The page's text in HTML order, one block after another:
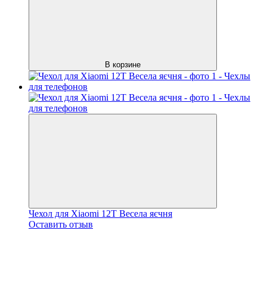
В корзине
Чехол для Xiaomi 12T Весела яєчня
Оставить отзыв